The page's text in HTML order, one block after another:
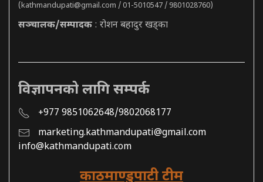
(kathmandupati@gmail.com / 01-5010547 / 9801028760)
सञ्चालक/सम्पादक : रोशन बहादुर खड्का
विज्ञापनको लागि सम्पर्क
+977 9851062648/9802068177
marketing.kathmandupati@gmail.com
info@kathmandupati.com
काठमाण्डुपाटी टीम